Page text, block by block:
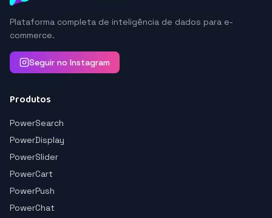
Plataforma completa de inteligência de dados para e-
commerce.
Seguir no Instagram
Produtos
PowerSearch
PowerDisplay
PowerSlider
PowerCart
PowerPush
PowerChat